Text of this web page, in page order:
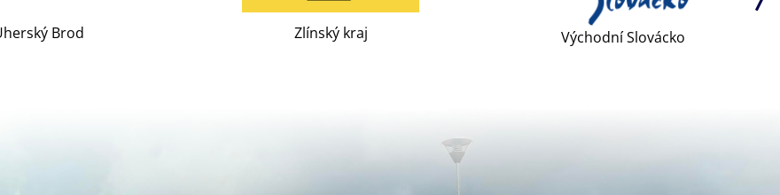
Brod Zlínský kraj Východní Slovácko